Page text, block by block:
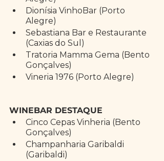
Dionísia VinhoBar (Porto
Alegre)
Sebastiana Bar e Restaurante
(Caxias do Sul)
Tratoria Mamma Gema (Bento
Gonçalves)
Vineria 1976 (Porto Alegre)
WINEBAR DESTAQUE
Cinco Cepas Vinheria (Bento
Gonçalves)
Champanharia Garibaldi
(Garibaldi)